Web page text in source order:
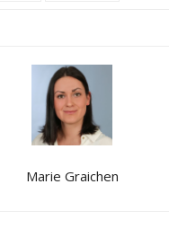
Marie Graichen